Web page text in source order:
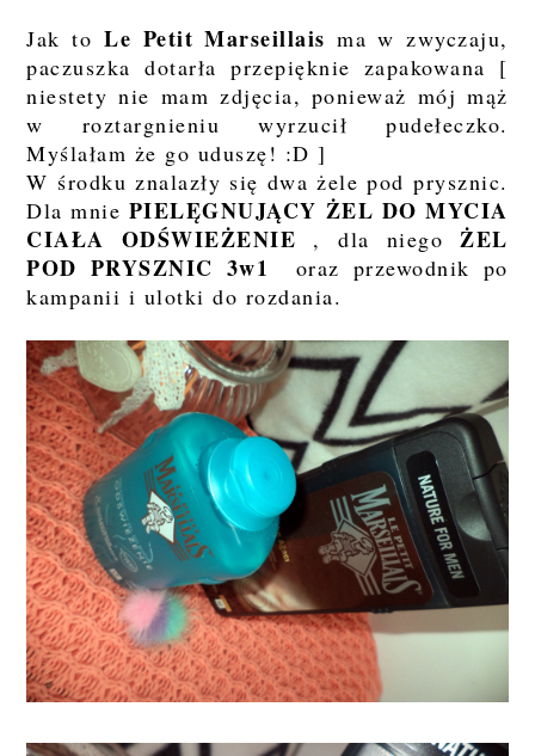
Jak toLe Petit Marseillais ma w zwyczaju,
paczuszka dotarła przepięknie zapakowana [
niestety nie mam zdjęcia, ponieważ mój mąż
w roztargnieniu wyrzucił pudełeczko.
Myślałam że go uduszę! :D ]
W środku znalazły się dwa żele pod prysznic.
Dla mnie PIELĘGNUJĄCY ŻEL DO MYCIA
CIAŁA ODŚWIEŻENIE , dla niegoŻEL
POD PRYSZNIC 3w1 oraz przewodnik po
kampanii i ulotki do rozdania.